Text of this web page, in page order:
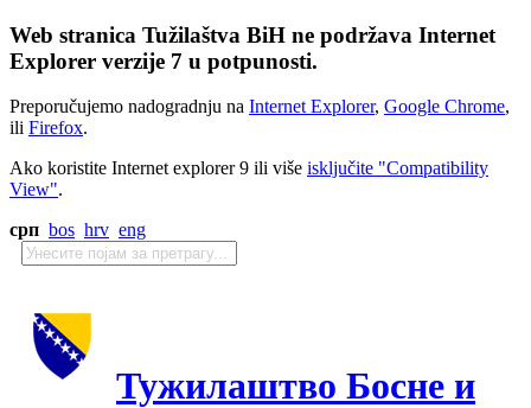
Web stranica Tužilaštva BiH ne podržava Internet
Explorer verzije 7 u potpunosti.
Preporučujemo nadogradnju na Internet Explorer, Google Chrome,
ili Firefox.
Ako koristite Internet explorer 9 ili više isključite "Compatibility
View".
срп bos hrv eng
Тужилаштво Босне и